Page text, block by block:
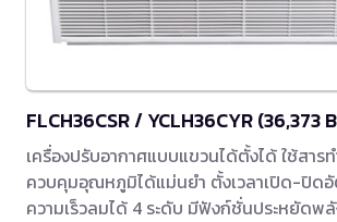
FLCH36CSR / YCLH36CYR (36,373
เครื่องปรับอากาศแบบแขวนได้ตั้งได้ ใช้สาร
ควบคุมอุณหภูมิได้แม่นยำ ตั้งเวลาเปิด-ปิด
ความเร็วลมได้ 4 ระดับ มีฟังก์ชั่นประหยัดพลั